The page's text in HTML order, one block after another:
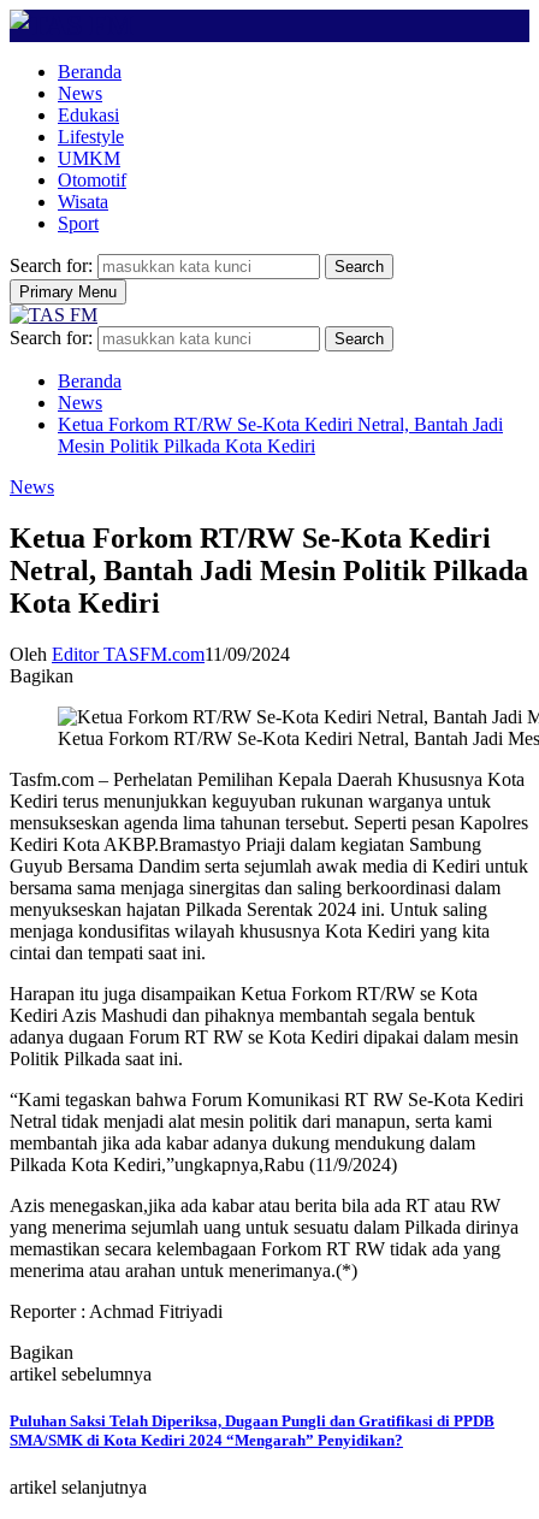
Beranda
News
Edukasi
Lifestyle
UMKM
Otomotif
Wisata
Sport
Search for:
Search
Primary Menu
Search for: Search
Beranda
News
Ketua Forkom RT/RW Se-Kota Kediri Netral, Bantah Jadi
Mesin Politik Pilkada Kota Kediri
News
Ketua Forkom RT/RW Se-Kota Kediri
Netral, Bantah Jadi Mesin Politik Pilkada
Kota Kediri
Oleh Editor TASFM.com11/09/2024
Bagikan
Ketua Forkom RT/RW Se-Kota Kediri Netral, Bantah Jadi
Tasfm.com – Perhelatan Pemilihan Kepala Daerah Khususnya Kota
Kediri terus menunjukkan keguyuban rukunan warganya untuk
mensukseskan agenda lima tahunan tersebut. Seperti pesan Kapolres
Kediri Kota AKBP.Bramastyo Priaji dalam kegiatan Sambung
Guyub Bersama Dandim serta sejumlah awak media di Kediri untuk
bersama sama menjaga sinergitas dan saling berkoordinasi dalam
menyukseskan hajatan Pilkada Serentak 2024 ini. Untuk saling
menjaga kondusifitas wilayah khususnya Kota Kediri yang kita
cintai dan tempati saat ini.
Harapan itu juga disampaikan Ketua Forkom RT/RW se Kota
Kediri Azis Mashudi dan pihaknya membantah segala bentuk
adanya dugaan Forum RT RW se Kota Kediri dipakai dalam mesin
Politik Pilkada saat ini.
“Kami tegaskan bahwa Forum Komunikasi RT RW Se-Kota Kediri
Netral tidak menjadi alat mesin politik dari manapun, serta kami
membantah jika ada kabar adanya dukung mendukung dalam
Pilkada Kota Kediri,”ungkapnya,Rabu (11/9/2024)
Azis menegaskan,jika ada kabar atau berita bila ada RT atau RW
yang menerima sejumlah uang untuk sesuatu dalam Pilkada dirinya
memastikan secara kelembagaan Forkom RT RW tidak ada yang
menerima atau arahan untuk menerimanya.(*)
Reporter : Achmad Fitriyadi
Bagikan
artikel sebelumnya
Puluhan Saksi Telah Diperiksa, Dugaan Pungli dan Gratifikasi di PPDB
SMA/SMK di Kota Kediri 2024 “Mengarah” Penyidikan?
artikel selanjutnya